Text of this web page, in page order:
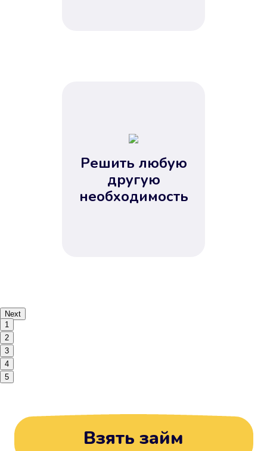
Решить любую
другую
необходимость
Next
1
2
3
4
5
Взять займ